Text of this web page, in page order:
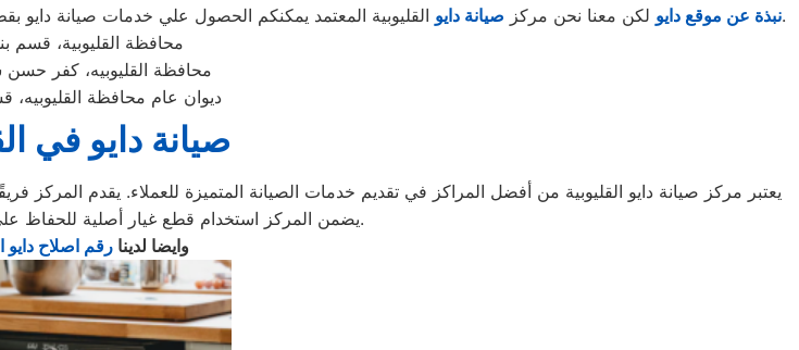
نبذة عن موقع دايو لكن معنا نحن مركز صيانة دايو القليوبية المعتمد يمكنكم الحصول علي خدمات صيانة دايو
.
محافظة القليوبية، قسم
محافظة القليوبيه، كفر
ديوان عام محافظة القليوبيه،
صيانة دايو في
يعتبر مركز صيانة دايو القليوبية من أفضل المراكز في تقديم خدمات الصيانة المتميزة للعملاء. يقدم المركز
يضمن المركز استخدام قطع غيار أصلية للحفاظ على جودة الأداء وطول عمر الجهاز.
وايضا لدينارقم اصلاح دايو